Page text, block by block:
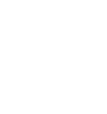
Así lo han
alhaurino, que
ciclo de vida de
procesionaria del
febrero-marzo se